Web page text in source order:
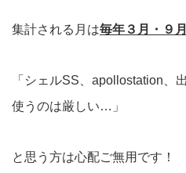
集計される月は毎年３月・９月
「シェルSS、apollostation、
使うのは厳しい…」
と思う方は心配ご無用です！